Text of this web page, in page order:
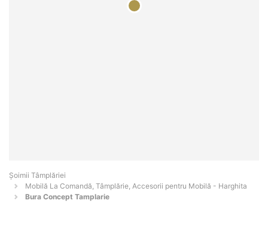
Șoimii Tâmplăriei
Mobilă La Comandă, Tâmplărie, Accesorii pentru Mobilă - Harghita
Bura Concept Tamplarie